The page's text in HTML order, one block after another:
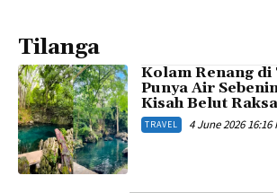
Tilanga
Kolam Renang
Punya Air
Kisah Belut
TRAVEL 4 June 2026 16:16